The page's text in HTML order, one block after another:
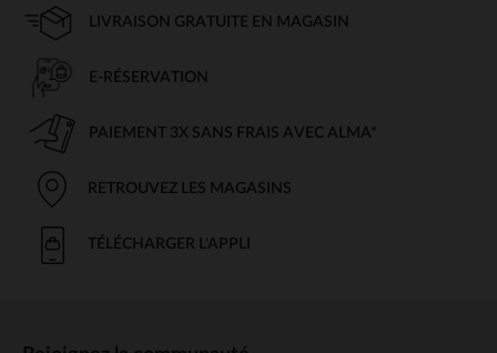
LIVRAISON GRATUITE EN MAGASIN
E-RÉSERVATION
PAIEMENT 3X SANS FRAIS AVEC ALMA*
RETROUVEZ LES MAGASINS
TÉLÉCHARGER L'APPLI